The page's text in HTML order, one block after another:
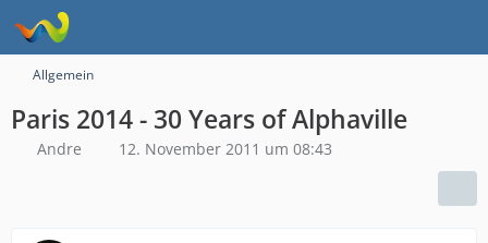
Allgemein
Paris 2014 - 30 Years of Alphaville
Andre 12. November 2011 um 08:43